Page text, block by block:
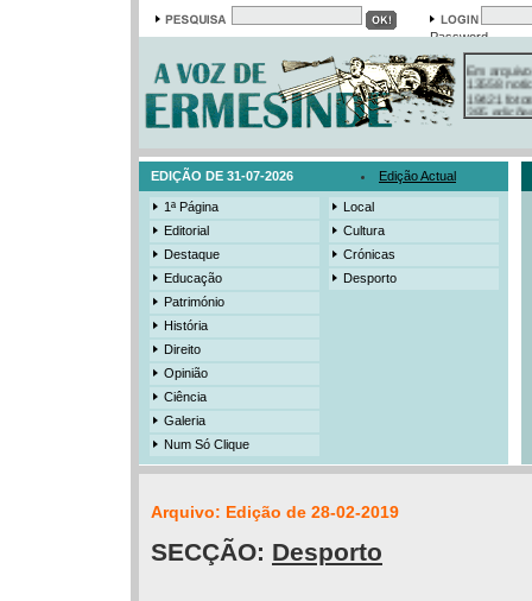
Password
Em arquivo
13558
19421
385
3206
EDIÇÃO DE 31-07-2026 Edição Actual
1ª Página
Editorial
Destaque
Educação
Património
História
Direito
Opinião
Ciência
Galeria
Num Só Clique
Local
Cultura
Crónicas
Desporto
Arquivo: Edição de 28-02-2019
SECÇÃO: Desporto